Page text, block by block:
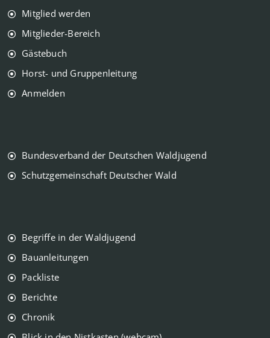
Mitglied werden
Mitglieder-Bereich
Gästebuch
Horst- und Gruppenleitung
Anmelden
Bundesverband der Deutschen Waldjugend
Schutzgemeinschaft Deutscher Wald
Begriffe in der Waldjugend
Bauanleitungen
Packliste
Berichte
Chronik